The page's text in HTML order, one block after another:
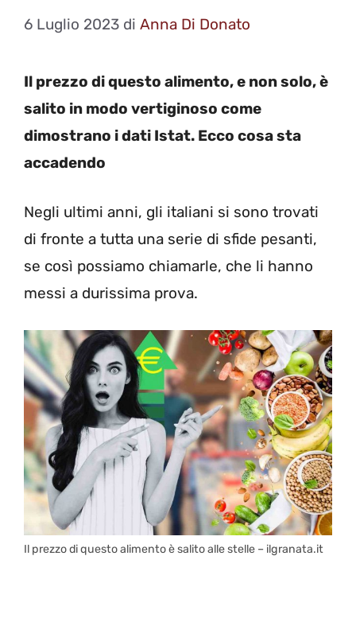
6 Luglio 2023 di Anna Di Donato
Il prezzo di questo alimento, e non solo, è
salito in modo vertiginoso come
dimostrano i dati Istat. Ecco cosa sta
accadendo
Negli ultimi anni, gli italiani si sono trovati
di fronte a tutta una serie di sfide pesanti,
se così possiamo chiamarle, che li hanno
messi a durissima prova.
Il prezzo di questo alimento è salito alle stelle – ilgranata.it